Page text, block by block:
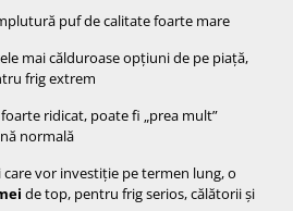
puf de calitate foarte mare
mai călduroase opțiuni de pe piață,
frig extrem
ridicat, poate fi „prea mult”
normală
care vor investiție pe termen lung, o
de top, pentru frig serios, călătorii și